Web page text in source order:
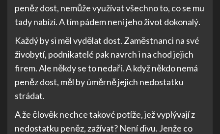
peněz dost, nemůže využívat všechno to, co se mu
tady nabízí. A tím pádem není jeho život dokonalý.
Každý by si měl vydělat dost. Zaměstnanci na své
živobytí, podnikatelé pak navrch i na chod jejich
firem. Ale někdy se to nedaří. A když někdo nemá
peněz dost, měl by úměrně jejich nedostatku
strádat.
A že člověk nechce takové potíže, jež vyplývají z
nedostatku peněz, zažívat? Není divu. Jenže co